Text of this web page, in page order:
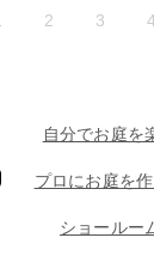
2 3 4
自分でお庭を
プロにお庭を
ショールー